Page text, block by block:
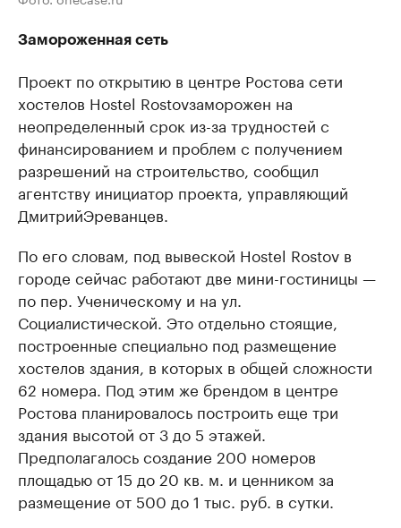
Замороженная сеть
Проект по открытию в центре Ростова сети
хостелов Hostel Rostovзаморожен на
неопределенный срок из-за трудностей с
финансированием и проблем с получением
разрешений на строительство, сообщил
агентству инициатор проекта, управляющий
ДмитрийЭреванцев
По его словам, под вывеской Hostel Rostov в
городе сейчас работают две мини-гостиницы —
по пер. Ученическому и на ул.
Социалистической. Это отдельно стоящие,
построенные специально под размещение
хостелов здания, в которых в общей сложности
62 номера. Под этим же брендом в центре
Ростова планировалось построить еще три
здания высотой от 3 до 5 этажей.
Предполагалось создание 200 номеров
площадью от 15 до 20 кв. м. и ценником за
размещение от 500 до 1 тыс. руб. в сутки.